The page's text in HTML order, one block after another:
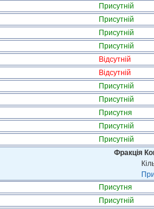
Присутній
Присутній
Присутній
Присутній
Відсутній
Відсутній
Присутній
Присутній
Присутня
Присутній
Присутній
Фракція
Присутня
Присутній